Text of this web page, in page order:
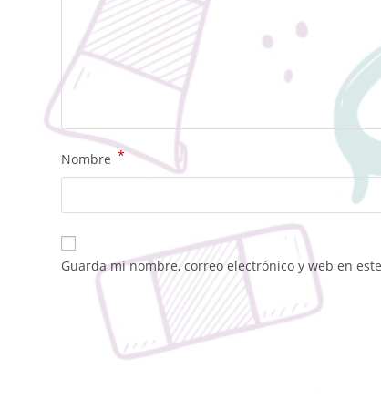
Nombre *
Guarda mi nombre, correo electrónico y web en